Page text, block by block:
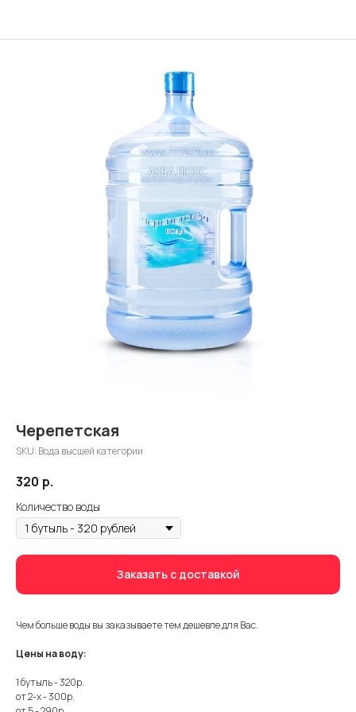
Черепетская
SKU: Вода высшей категории
320 р.
Количество воды
Заказать с доставкой
Чем больше воды вы заказываете тем дешевле для Вас.
Цены на воду:
1 бутыль - 320р.
от 2-х - 300р.